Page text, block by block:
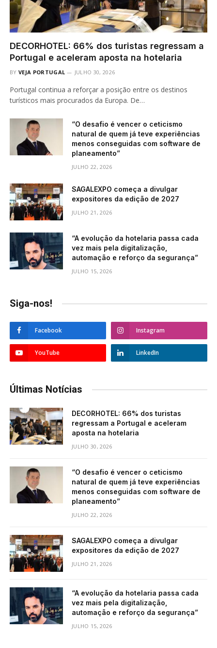
DECORHOTEL: 66% dos turistas regressam a
Portugal e aceleram aposta na hotelaria
BY VEJA PORTUGAL JULHO 30, 2026
Portugal continua a reforçar a posição entre os destinos
turísticos mais procurados da Europa. De…
“O desafio é vencer o ceticismo
natural de quem já teve experiências
menos conseguidas com software de
planeamento”
JULHO 22, 2026
SAGALEXPO começa a divulgar
expositores da edição de 2027
JULHO 21, 2026
“A evolução da hotelaria passa cada
vez mais pela digitalização,
automação e reforço da segurança”
JULHO 15, 2026
Siga-nos!
Facebook Instagram
YouTube LinkedIn
Últimas Notícias
DECORHOTEL: 66% dos turistas
regressam a Portugal e aceleram
aposta na hotelaria
JULHO 30, 2026
“O desafio é vencer o ceticismo
natural de quem já teve experiências
menos conseguidas com software de
planeamento”
JULHO 22, 2026
SAGALEXPO começa a divulgar
expositores da edição de 2027
JULHO 21, 2026
“A evolução da hotelaria passa cada
vez mais pela digitalização,
automação e reforço da segurança”
JULHO 15, 2026